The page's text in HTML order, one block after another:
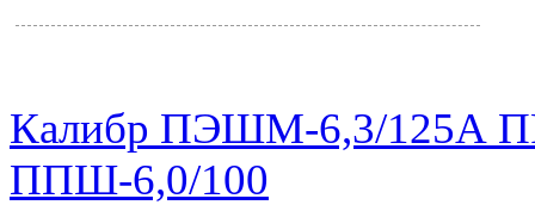
Калибр ПЭШМ-6,3/125А
ППШ-6,0/100